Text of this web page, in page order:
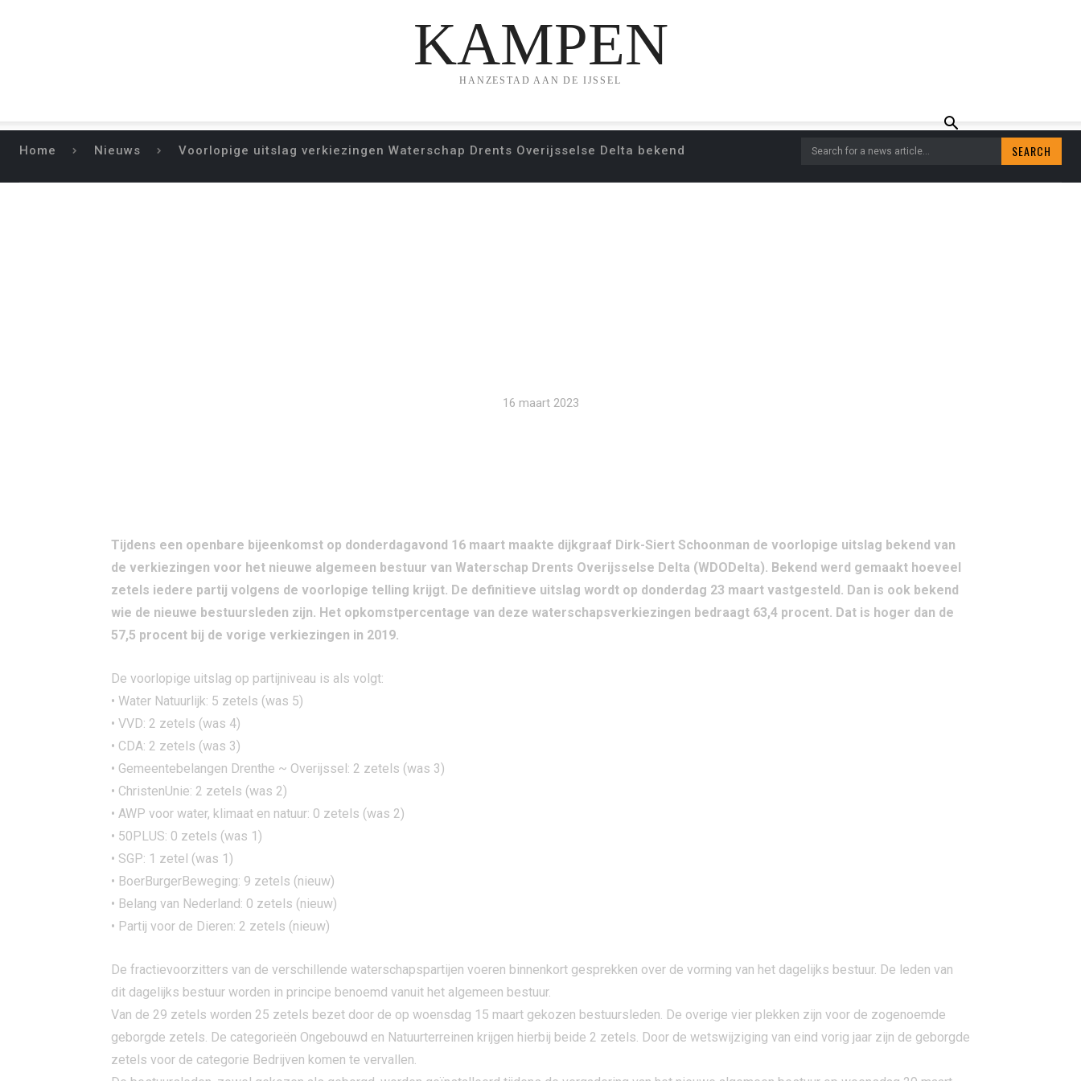
KAMPEN
HANZESTAD AAN DE IJSSEL
Home Nieuws Voorlopige uitslag verkiezingen Waterschap Drents Overijsselse Delta bekend Search for a news article... SEARCH
16 maart 2023
Tijdens een openbare bijeenkomst op donderdagavond 16 maart maakte dijkgraaf Dirk-Siert Schoonman de voorlopige uitslag bekend van
de verkiezingen voor het nieuwe algemeen bestuur van Waterschap Drents Overijsselse Delta (WDODelta). Bekend werd gemaakt hoeveel
zetels iedere partij volgens de voorlopige telling krijgt. De definitieve uitslag wordt op donderdag 23 maart vastgesteld. Dan is ook bekend
wie de nieuwe bestuursleden zijn. Het opkomstpercentage van deze waterschapsverkiezingen bedraagt 63,4 procent. Dat is hoger dan de
57,5 procent bij de vorige verkiezingen in 2019.
De voorlopige uitslag op partijniveau is als volgt:
• Water Natuurlijk: 5 zetels (was 5)
• VVD: 2 zetels (was 4)
• CDA: 2 zetels (was 3)
• Gemeentebelangen Drenthe ~ Overijssel: 2 zetels (was 3)
• ChristenUnie: 2 zetels (was 2)
• AWP voor water, klimaat en natuur: 0 zetels (was 2)
• 50PLUS: 0 zetels (was 1)
• SGP: 1 zetel (was 1)
• BoerBurgerBeweging: 9 zetels (nieuw)
• Belang van Nederland: 0 zetels (nieuw)
• Partij voor de Dieren: 2 zetels (nieuw)
De fractievoorzitters van de verschillende waterschapspartijen voeren binnenkort gesprekken over de vorming van het dagelijks bestuur. De leden van
dit dagelijks bestuur worden in principe benoemd vanuit het algemeen bestuur.
Van de 29 zetels worden 25 zetels bezet door de op woensdag 15 maart gekozen bestuursleden. De overige vier plekken zijn voor de zogenoemde
geborgde zetels. De categorieën Ongebouwd en Natuurterreinen krijgen hierbij beide 2 zetels. Door de wetswijziging van eind vorig jaar zijn de geborgde
zetels voor de categorie Bedrijven komen te vervallen.